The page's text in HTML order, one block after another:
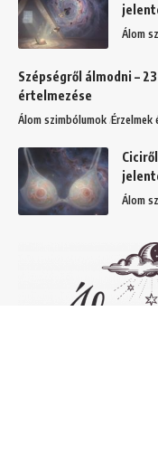
Álom
Szépségről álmodni –
értelmezése
Álom szimbólumok Érzelmek
Álom